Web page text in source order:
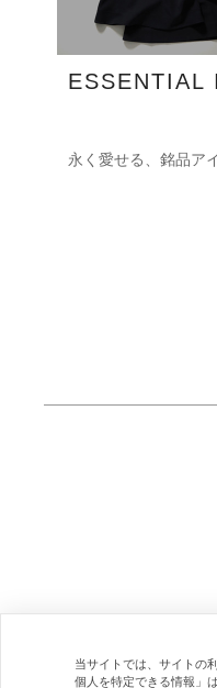
ESSENTIAL
永く愛せる、銘品ア
当サイトでは、サイトの
個人を特定できる情報」